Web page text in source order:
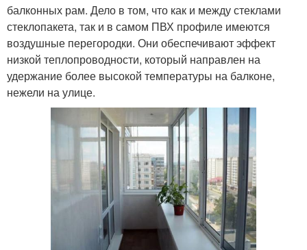
балконных рам. Дело в том, что как и между стеклами
стеклопакета, так и в самом ПВХ профиле имеются
воздушные перегородки. Они обеспечивают эффект
низкой теплопроводности, который направлен на
удержание более высокой температуры на балконе,
нежели на улице.